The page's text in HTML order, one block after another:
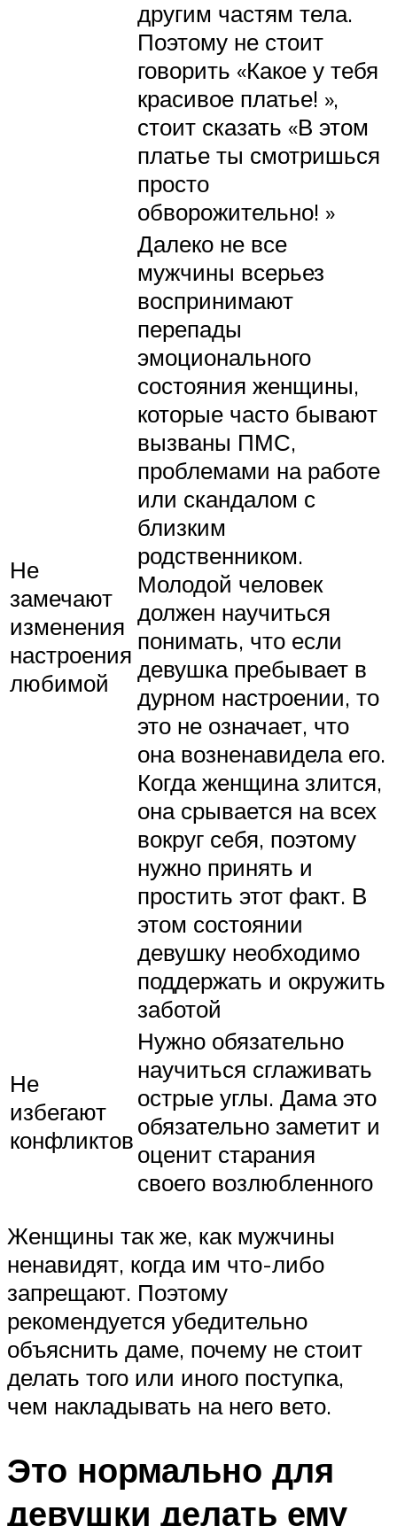
другим частям тела.
Поэтому не стоит
говорить «Какое у тебя
красивое платье! »,
стоит сказать «В этом
платье ты смотришься
просто
обворожительно! »
Не
замечают
изменения
настроения
любимой
Далеко не все
мужчины всерьез
воспринимают
перепады
эмоционального
состояния женщины,
которые часто бывают
вызваны ПМС,
проблемами на работе
или скандалом с
близким
родственником.
Молодой человек
должен научиться
понимать, что если
девушка пребывает в
дурном настроении, то
это не означает, что
она возненавидела его.
Когда женщина злится,
она срывается на всех
вокруг себя, поэтому
нужно принять и
простить этот факт. В
этом состоянии
девушку необходимо
поддержать и окружить
заботой
Не
избегают
конфликтов
Нужно обязательно
научиться сглаживать
острые углы. Дама это
обязательно заметит и
оценит старания
своего возлюбленного
Женщины так же, как мужчины
ненавидят, когда им что-либо
запрещают. Поэтому
рекомендуется убедительно
объяснить даме, почему не стоит
делать того или иного поступка,
чем накладывать на него вето.
Это нормально для
девушки делать ему